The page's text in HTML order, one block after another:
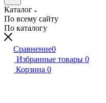
Каталог
По всему сайту
По каталогу
Сравнение0
Избранные товары 0
Корзина 0